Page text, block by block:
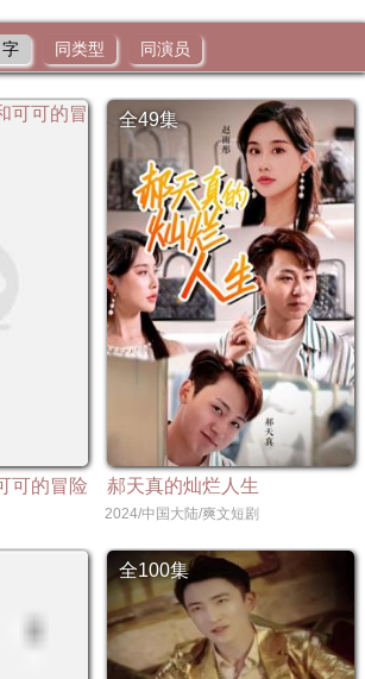
同类型 同演员
可的冒险
全49集
郝天真的灿烂人生
2024/中国大陆/爽文短剧
全100集